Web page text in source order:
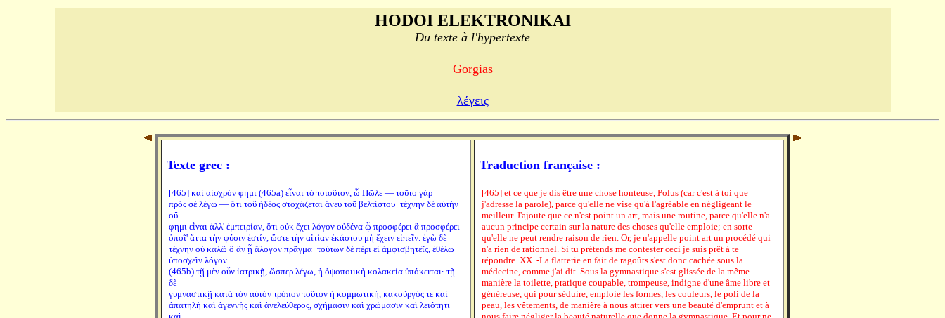
HODOI ELEKTRONIKAI
Du texte à l'hypertexte
Gorgias
λέγεις
Texte grec :
[465] καὶ αἰσχρόν φημι (465a) εἶναι τὸ τοιοῦτον, ὦ Πῶλε — τοῦτο γὰρ
πρὸς σὲ λέγω — ὅτι τοῦ ἡδέος στοχάζεται ἄνευ τοῦ βελτίστου· τέχνην δὲ αὐτὴν
οὔ
φημι εἶναι ἀλλ' ἐμπειρίαν, ὅτι οὐκ ἔχει λόγον οὐδένα ᾧ προσφέρει ἃ προσφέρει
ὁποῖ' ἄττα τὴν φύσιν ἐστίν, ὥστε τὴν αἰτίαν ἑκάστου μὴ ἔχειν εἰπεῖν. ἐγὼ δὲ
τέχνην οὐ καλῶ ὃ ἂν ᾖ ἄλογον πρᾶγμα· τούτων δὲ πέρι εἰ ἀμφισβητεῖς, ἐθέλω
ὑποσχεῖν λόγον.
(465b) τῇ μὲν οὖν ἰατρικῇ, ὥσπερ λέγω, ἡ ὀψοποιικὴ κολακεία ὑπόκειται· τῇ
δὲ
γυμναστικῇ κατὰ τὸν αὐτὸν τρόπον τοῦτον ἡ κομμωτική, κακοῦργός τε καὶ
ἀπατηλὴ καὶ ἀγεννὴς καὶ ἀνελεύθερος, σχήμασιν καὶ χρώμασιν καὶ λειότητι
Traduction française :
[465] et ce que je dis être une chose honteuse, Polus (car c'est à toi que
j'adresse la parole), parce qu'elle ne vise qu'à l'agréable en négligeant le
meilleur. J'ajoute que ce n'est point un art, mais une routine, parce qu'elle n'a
aucun principe certain sur la nature des choses qu'elle emploie; en sorte
qu'elle ne peut rendre raison de rien. Or, je n'appelle point art un procédé qui
n'a rien de rationnel. Si tu prétends me contester ceci je suis prêt à te
répondre. XX. -La flatterie en fait de ragoûts s'est donc cachée sous la
médecine, comme j'ai dit. Sous la gymnastique s'est glissée de la même
manière la toilette, pratique coupable, trompeuse, indigne d'une âme libre et
généreuse, qui pour séduire, emploie les formes, les couleurs, le poli de la
peau, les vêtements, de manière à nous attirer vers une beauté d'emprunt et à